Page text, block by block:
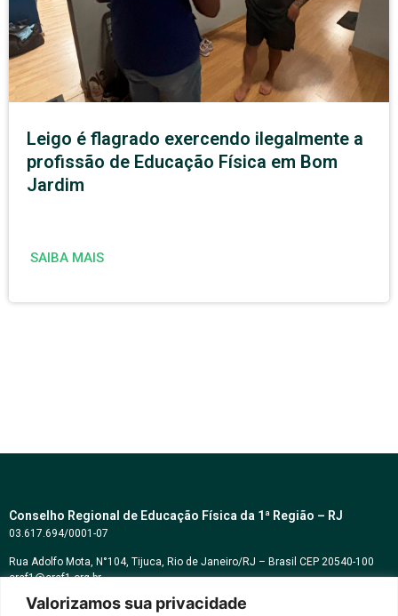
Valorizamos sua privacidade
Leigo é flagrado exercendo ilegalmente a
profissão de Educação Física em Bom
Jardim
SAIBA MAIS
Conselho Regional de Educação Física da 1ª Região – RJ
03.617.694/0001-07
Rua Adolfo Mota, N°104, Tijuca, Rio de Janeiro/RJ – Brasil CEP 20540-100
cref1@cref1.org.br
Assessoria de comunicação: